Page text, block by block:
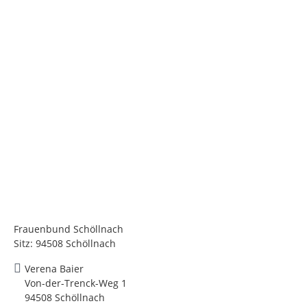
Frauenbund Schöllnach
Sitz: 94508 Schöllnach
Verena Baier
Von-der-Trenck-Weg 1
94508 Schöllnach